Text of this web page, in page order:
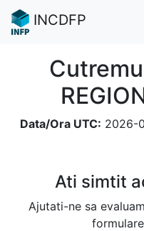
INCDFP
Data/Ora UTC: 2026-
Ati simtit
Ajutati-ne sa